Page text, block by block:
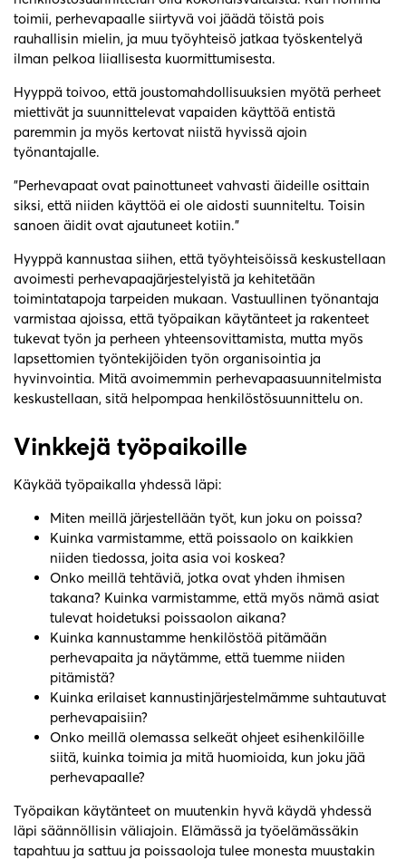
toimii, perhevapaalle siirtyvä voi jäädä töistä pois
rauhallisin mielin, ja muu työyhteisö jatkaa työskentelyä
ilman pelkoa liiallisesta kuormittumisesta.
Hyyppä toivoo, että joustomahdollisuuksien myötä perheet
miettivät ja suunnittelevat vapaiden käyttöä entistä
paremmin ja myös kertovat niistä hyvissä ajoin
työnantajalle.
”Perhevapaat ovat painottuneet vahvasti äideille osittain
siksi, että niiden käyttöä ei ole aidosti suunniteltu. Toisin
sanoen äidit ovat ajautuneet kotiin.”
Hyyppä kannustaa siihen, että työyhteisöissä keskustellaan
avoimesti perhevapaajärjestelyistä ja kehitetään
toimintatapoja tarpeiden mukaan. Vastuullinen työnantaja
varmistaa ajoissa, että työpaikan käytänteet ja rakenteet
tukevat työn ja perheen yhteensovittamista, mutta myös
lapsettomien työntekijöiden työn organisointia ja
hyvinvointia. Mitä avoimemmin perhevapaasuunnitelmista
keskustellaan, sitä helpompaa henkilöstösuunnittelu on.
Vinkkejä työpaikoille
Käykää työpaikalla yhdessä läpi:
Miten meillä järjestellään työt, kun joku on poissa?
Kuinka varmistamme, että poissaolo on kaikkien
niiden tiedossa, joita asia voi koskea?
Onko meillä tehtäviä, jotka ovat yhden ihmisen
takana? Kuinka varmistamme, että myös nämä asiat
tulevat hoidetuksi poissaolon aikana?
Kuinka kannustamme henkilöstöä pitämään
perhevapaita ja näytämme, että tuemme niiden
pitämistä?
Kuinka erilaiset kannustinjärjestelmämme suhtautuvat
perhevapaisiin?
Onko meillä olemassa selkeät ohjeet esihenkilöille
siitä, kuinka toimia ja mitä huomioida, kun joku jää
perhevapaalle?
Työpaikan käytänteet on muutenkin hyvä käydä yhdessä
läpi säännöllisin väliajoin. Elämässä ja työelämässäkin
tapahtuu ja sattuu ja poissaoloja tulee monesta muustakin